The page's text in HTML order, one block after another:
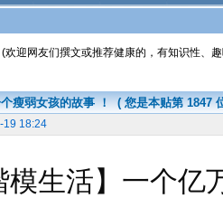
欢迎网友们撰文或推荐健康的，有知识性、
瘦弱女孩的故事 ！( 您是本贴第1847
19 18:24
模生活】一个